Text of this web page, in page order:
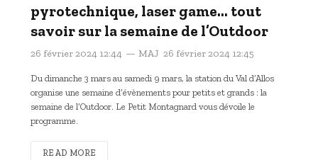
pyrotechnique, laser game… tout
savoir sur la semaine de l’Outdoor
26 février 2024 12:44 MAJ 26 février 2024 12:45
Du dimanche 3 mars au samedi 9 mars, la station du Val d’Allos
organise une semaine d’évènements pour petits et grands : la
semaine de l’Outdoor. Le Petit Montagnard vous dévoile le
programme.
READ MORE